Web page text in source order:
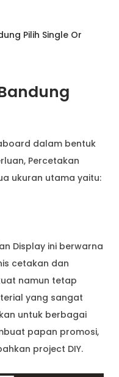
Pilih Single Or
dalam bentuk
Percetakan
ukuran utama yaitu:
Display ini berwarna
cetakan dan
namun tetap
yang sangat
untuk berbagai
papan promosi,
project DIY.